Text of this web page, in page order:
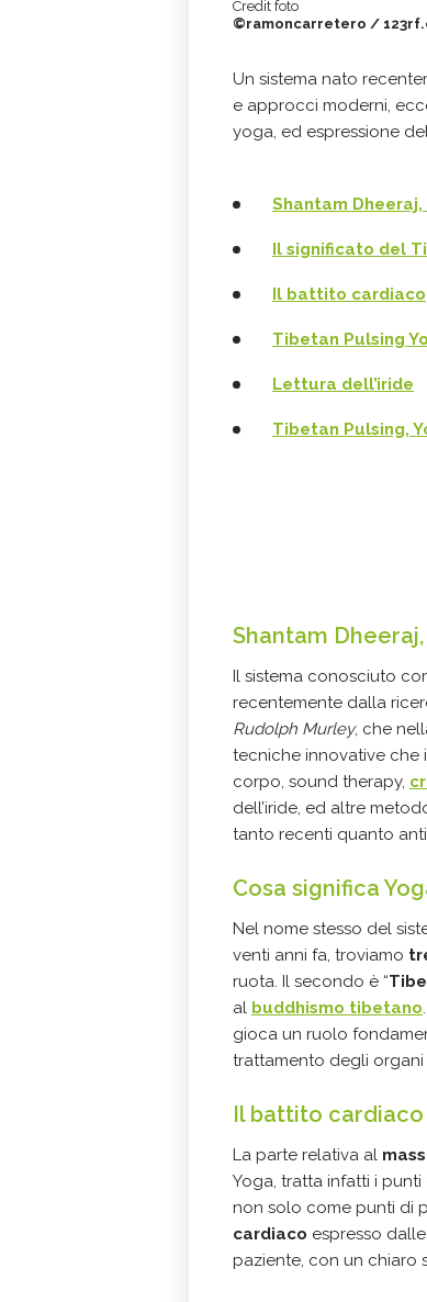
Credit foto
©ramoncarretero /
Un sistema nato
e approcci moderni,
yoga, ed espressione
Shantam
Il significato del
Il battito cardiaco
Tibetan Pulsing
Lettura dell’iride
Tibetan Pulsing,
Shantam
Il sistema conosciuto
recentemente dalla
Rudolph Murley, che
tecniche innovative che
corpo, sound therapy,
dell’iride, ed altre
tanto recenti quanto
Cosa significa
Nel nome stesso del
venti anni fa, troviamo
ruota. Il secondo è “
al buddhismo tibetano
gioca un ruolo
trattamento degli organi
Il battito cardiaco
La parte relativa al
Yoga, tratta infatti i
non solo come punti di
cardiaco espresso
paziente, con un chiaro